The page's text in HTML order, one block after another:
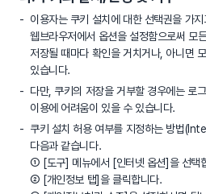
이용자는 쿠키 설치에 대한 선택권을 가
웹브라우저에서 옵션을 설정함으로써 모
저장될 때마다 확인을 거치거나, 아니면
있습니다.
다만, 쿠키의 저장을 거부할 경우에는 로
이용에 어려움이 있을 수 있습니다.
쿠키 설치 허용 여부를 지정하는 방법
다음과 같습니다.
① [도구] 메뉴에서 [인터넷 옵션]을 선택
② [개인정보 탭]을 클릭합니다.